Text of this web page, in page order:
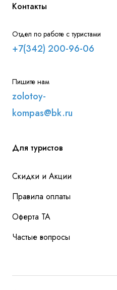
Контакты
Отдел по работе с туристами
+7(342) 200-96-06
Пишите нам
zolotoy-
kompas@bk.ru
Для туристов
Скидки и Акции
Правила оплаты
Оферта ТА
Частые вопросы